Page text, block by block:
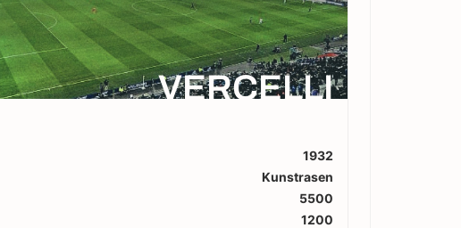
VERCELLI
1932
Kunstrasen
5500
1200